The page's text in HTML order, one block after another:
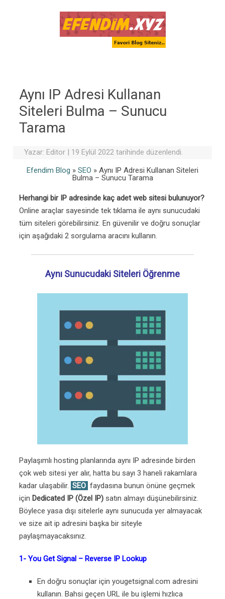
Aynı IP Adresi Kullanan
Siteleri Bulma – Sunucu
Tarama
Yazar: Editor | 19 Eylül 2022 tarihinde düzenlendi.
Efendim Blog » SEO » Aynı IP Adresi Kullanan Siteleri
Bulma – Sunucu Tarama
Herhangi bir IP adresinde kaç adet web sitesi bulunuyor?
Online araçlar sayesinde tek tıklama ile aynı sunucudaki
tüm siteleri görebilirsiniz. En güvenilir ve doğru sonuçlar
için aşağıdaki 2 sorgulama aracını kullanın.
Aynı Sunucudaki Siteleri Öğrenme
Paylaşımlı hosting planlarında aynı IP adresinde birden
çok web sitesi yer alır, hatta bu sayı 3 haneli rakamlara
kadar ulaşabilir. SEO faydasına bunun önüne geçmek
için Dedicated IP (Özel IP) satın almayı düşünebilirsiniz.
Böylece yasa dışı sitelerle aynı sunucuda yer almayacak
ve size ait ip adresini başka bir siteyle
paylaşmayacaksınız.
1- You Get Signal – Reverse IP Lookup
En doğru sonuçlar için yougetsignal.com adresini
kullanın. Bahsi geçen URL ile bu işlemi hızlıca